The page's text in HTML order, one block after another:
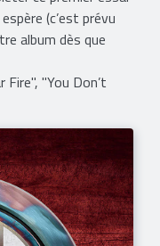
(c’est prévu
album dès que
"You Don’t